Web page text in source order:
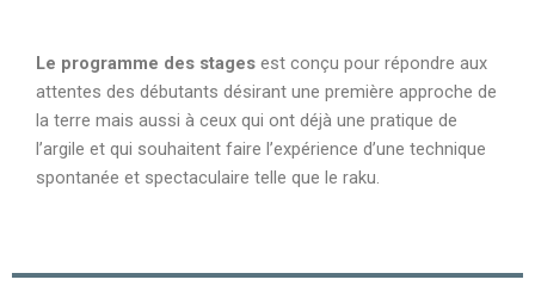
Le programme des stages est conçu pour répondre aux
attentes des débutants désirant une première approche de
la terre mais aussi à ceux qui ont déjà une pratique de
l’argile et qui souhaitent faire l’expérience d’une technique
spontanée et spectaculaire telle que le raku.